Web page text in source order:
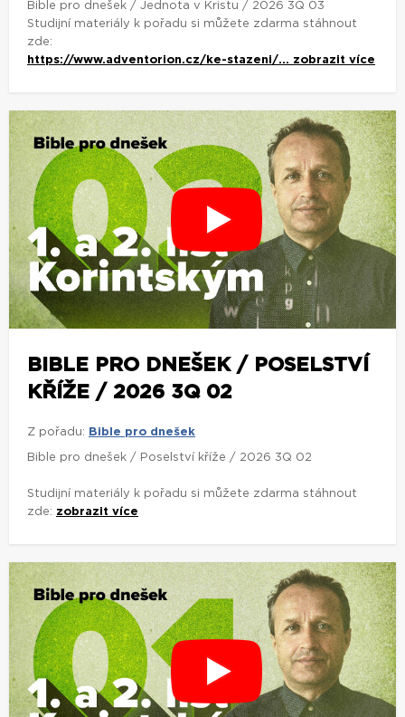
Bible pro dnešek / Jednota v Kristu / 2026 3Q 03
Studijní materiály k pořadu si můžete zdarma stáhnout
zde:
https://www.adventorion.cz/ke-stazeni/... zobrazit více
BIBLE PRO DNEŠEK / POSELSTVÍ
KŘÍŽE / 2026 3Q 02
Z pořadu: Bible pro dnešek
Bible pro dnešek / Poselství kříže / 2026 3Q 02
Studijní materiály k pořadu si můžete zdarma stáhnout
zde: zobrazit více